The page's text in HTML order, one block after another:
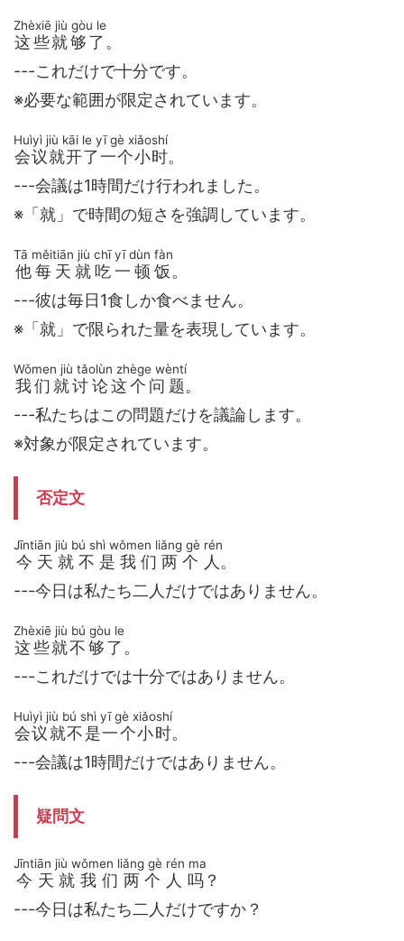
这些就够了
Zhèxiē jiù gòu le
。
---これだけで十分です。
※必要な範囲が限定されています。
会议就开了一个小时
Huìyì jiù kāi le yī gè xiǎoshí
。
---会議は1時間だけ行われました。
※「就」で時間の短さを強調しています。
他每天就吃一顿饭
Tā měitiān jiù chī yī dùn fàn
。
---彼は毎日1食しか食べません。
※「就」で限られた量を表現しています。
我们就讨论这个问题
Wǒmen jiù tǎolùn zhège wèntí
。
---私たちはこの問題だけを議論します。
※対象が限定されています。
否定文
今天就不是我们两个人
Jīntiān jiù bú shì wǒmen liǎng gè rén
。
---今日は私たち二人だけではありません。
这些就不够了
Zhèxiē jiù bú gòu le
。
---これだけでは十分ではありません。
会议就不是一个小时
Huìyì jiù bú shì yī gè xiǎoshí
。
---会議は1時間だけではありません。
疑問文
今天就我们两个人吗
Jīntiān jiù wǒmen liǎng gè rén ma
？
---今日は私たち二人だけですか？